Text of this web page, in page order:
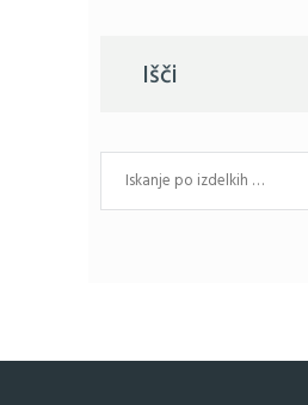
Išči